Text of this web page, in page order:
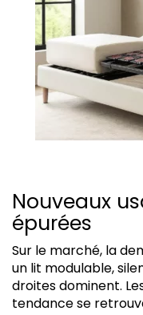
Nouveaux
épurées
Sur le marché, la
un lit modulable,
droites dominent.
tendance se